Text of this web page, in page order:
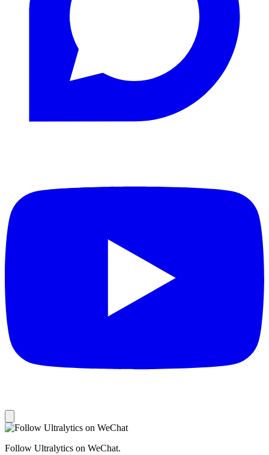
Follow Ultralytics on WeChat.